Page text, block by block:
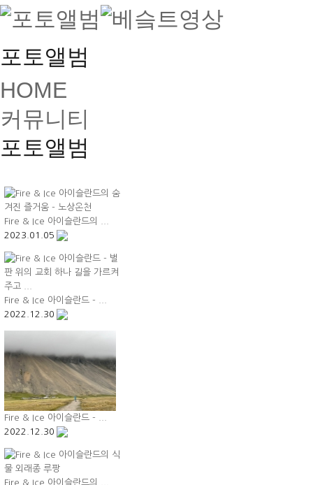
포토앨범
HOME
커뮤니티
포토앨범
Fire & Ice 아이슬란드의 ...
2023.01.05
Fire & Ice 아이슬란드 - ...
2022.12.30
Fire & Ice 아이슬란드 - ...
2022.12.30
Fire & Ice 아이슬란드의 ...